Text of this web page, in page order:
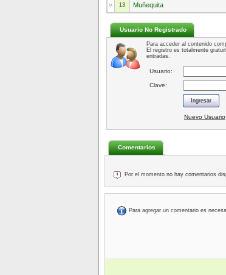
13 Muñequita
Usuario No Registrado
Para acceder al contenido
El registro es totalmente
entradas.
Usuario:
Clave:
Nuevo Usuario
Comentarios
Por el momento no hay comentarios
Para agregar un comentario es